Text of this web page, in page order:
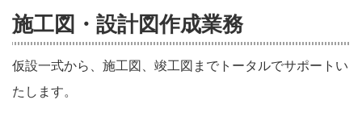
施工図・設計図作成業務
仮設一式から、施工図、竣工図までトータルでサポートい
たします。